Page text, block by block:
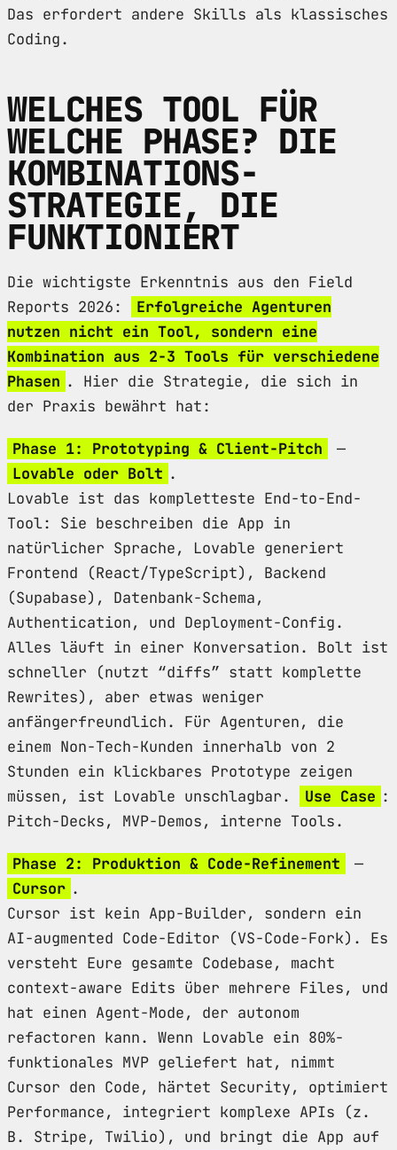
Das erfordert andere Skills als klassisches
Coding.
WELCHES TOOL FÜR
WELCHE PHASE? DIE
KOMBINATIONS-
STRATEGIE, DIE
FUNKTIONIERT
Die wichtigste Erkenntnis aus den Field
Reports 2026:
Erfolgreiche Agenturen
nutzen nicht ein Tool, sondern eine
Kombination aus 2-3 Tools für verschiedene
Phasen . Hier die Strategie, die sich in
der Praxis bewährt hat:
Phase 1: Prototyping & Client-Pitch
—
Lovable oder Bolt .
Lovable ist das kompletteste End-to-End-
Tool: Sie beschreiben die App in
natürlicher Sprache, Lovable generiert
Frontend (React/TypeScript), Backend
(Supabase), Datenbank-Schema,
Authentication, und Deployment-Config.
Alles läuft in einer Konversation. Bolt ist
schneller (nutzt “diffs” statt komplette
Rewrites), aber etwas weniger
anfängerfreundlich. Für Agenturen, die
einem Non-Tech-Kunden innerhalb von 2
Stunden ein klickbares Prototype zeigen
müssen, ist Lovable unschlagbar.
Use Case :
Pitch-Decks, MVP-Demos, interne Tools.
Phase 2: Produktion & Code-Refinement
—
Cursor .
Cursor ist kein App-Builder, sondern ein
AI-augmented Code-Editor (VS-Code-Fork). Es
versteht Eure gesamte Codebase, macht
context-aware Edits über mehrere Files, und
hat einen Agent-Mode, der autonom
refactoren kann. Wenn Lovable ein 80%-
funktionales MVP geliefert hat, nimmt
Cursor den Code, härtet Security, optimiert
Performance, integriert komplexe APIs (z.
B. Stripe, Twilio), und bringt die App auf